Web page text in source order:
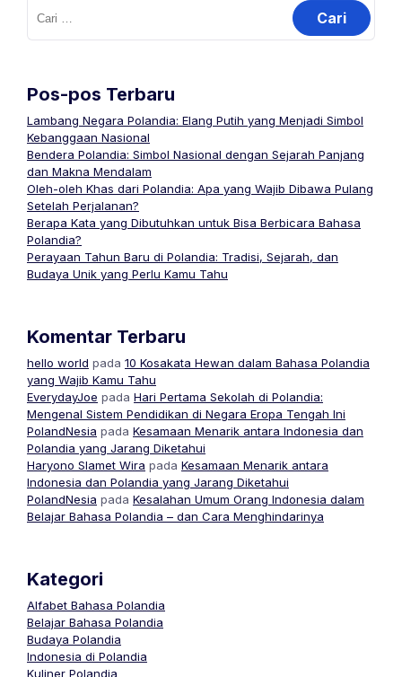
untuk:
Pos-pos Terbaru
Lambang Negara Polandia: Elang Putih yang Menjadi Simbol
Kebanggaan Nasional
Bendera Polandia: Simbol Nasional dengan Sejarah Panjang
dan Makna Mendalam
Oleh-oleh Khas dari Polandia: Apa yang Wajib Dibawa Pulang
Setelah Perjalanan?
Berapa Kata yang Dibutuhkan untuk Bisa Berbicara Bahasa
Polandia?
Perayaan Tahun Baru di Polandia: Tradisi, Sejarah, dan
Budaya Unik yang Perlu Kamu Tahu
Komentar Terbaru
hello world pada 10 Kosakata Hewan dalam Bahasa Polandia
yang Wajib Kamu Tahu
EverydayJoe pada Hari Pertama Sekolah di Polandia:
Mengenal Sistem Pendidikan di Negara Eropa Tengah Ini
PolandNesia pada Kesamaan Menarik antara Indonesia dan
Polandia yang Jarang Diketahui
Haryono Slamet Wira pada Kesamaan Menarik antara
Indonesia dan Polandia yang Jarang Diketahui
PolandNesia pada Kesalahan Umum Orang Indonesia dalam
Belajar Bahasa Polandia – dan Cara Menghindarinya
Kategori
Alfabet Bahasa Polandia
Belajar Bahasa Polandia
Budaya Polandia
Indonesia di Polandia
Kuliner Polandia